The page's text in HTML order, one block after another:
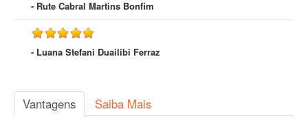
- Rute Cabral Martins Bonfim
- Luana Stefani Duailibi Ferraz
Vantagens Saiba Mais